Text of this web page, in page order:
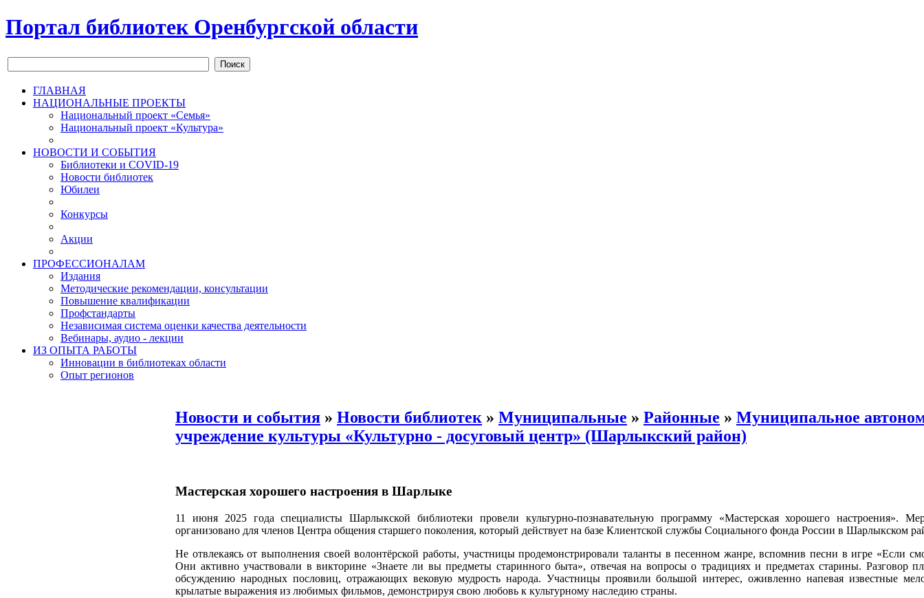
Портал библиотек Оренбургской области
Поиск
ГЛАВНАЯ
НАЦИОНАЛЬНЫЕ ПРОЕКТЫ
Национальный проект «Семья»
Национальный проект «Культура»
НОВОСТИ И СОБЫТИЯ
Библиотеки и COVID-19
Новости библиотек
Юбилеи
Конкурсы
Акции
ПРОФЕССИОНАЛАМ
Издания
Методические рекомендации, консультации
Повышение квалификации
Профстандарты
Независимая система оценки качества деятельности
Вебинары, аудио - лекции
ИЗ ОПЫТА РАБОТЫ
Инновации в библиотеках области
Опыт регионов
Новости и события » Новости библиотек » Муниципальные » Районные » Муниципальное
учреждение культуры «Культурно - досуговый центр» (Шарлыкский район)
Мастерская хорошего настроения в Шарлыке
11 июня 2025 года специалисты Шарлыкской библиотеки провели культурно-познавательную программу «Мастерская хорошего настроения».
организовано для членов Центра общения старшего поколения, который действует на базе Клиентской службы Социального фонда России в Шарлыкском
Не отвлекаясь от выполнения своей волонтёрской работы, участницы продемонстрировали таланты в песенном жанре, вспомнив песни в игре «Если
Они активно участвовали в викторине «Знаете ли вы предметы старинного быта», отвечая на вопросы о традициях и предметах старины. Разговор
обсуждению народных пословиц, отражающих вековую мудрость народа. Участницы проявили большой интерес, оживленно напевая известные
крылатые выражения из любимых фильмов, демонстрируя свою любовь к культурному наследию страны.